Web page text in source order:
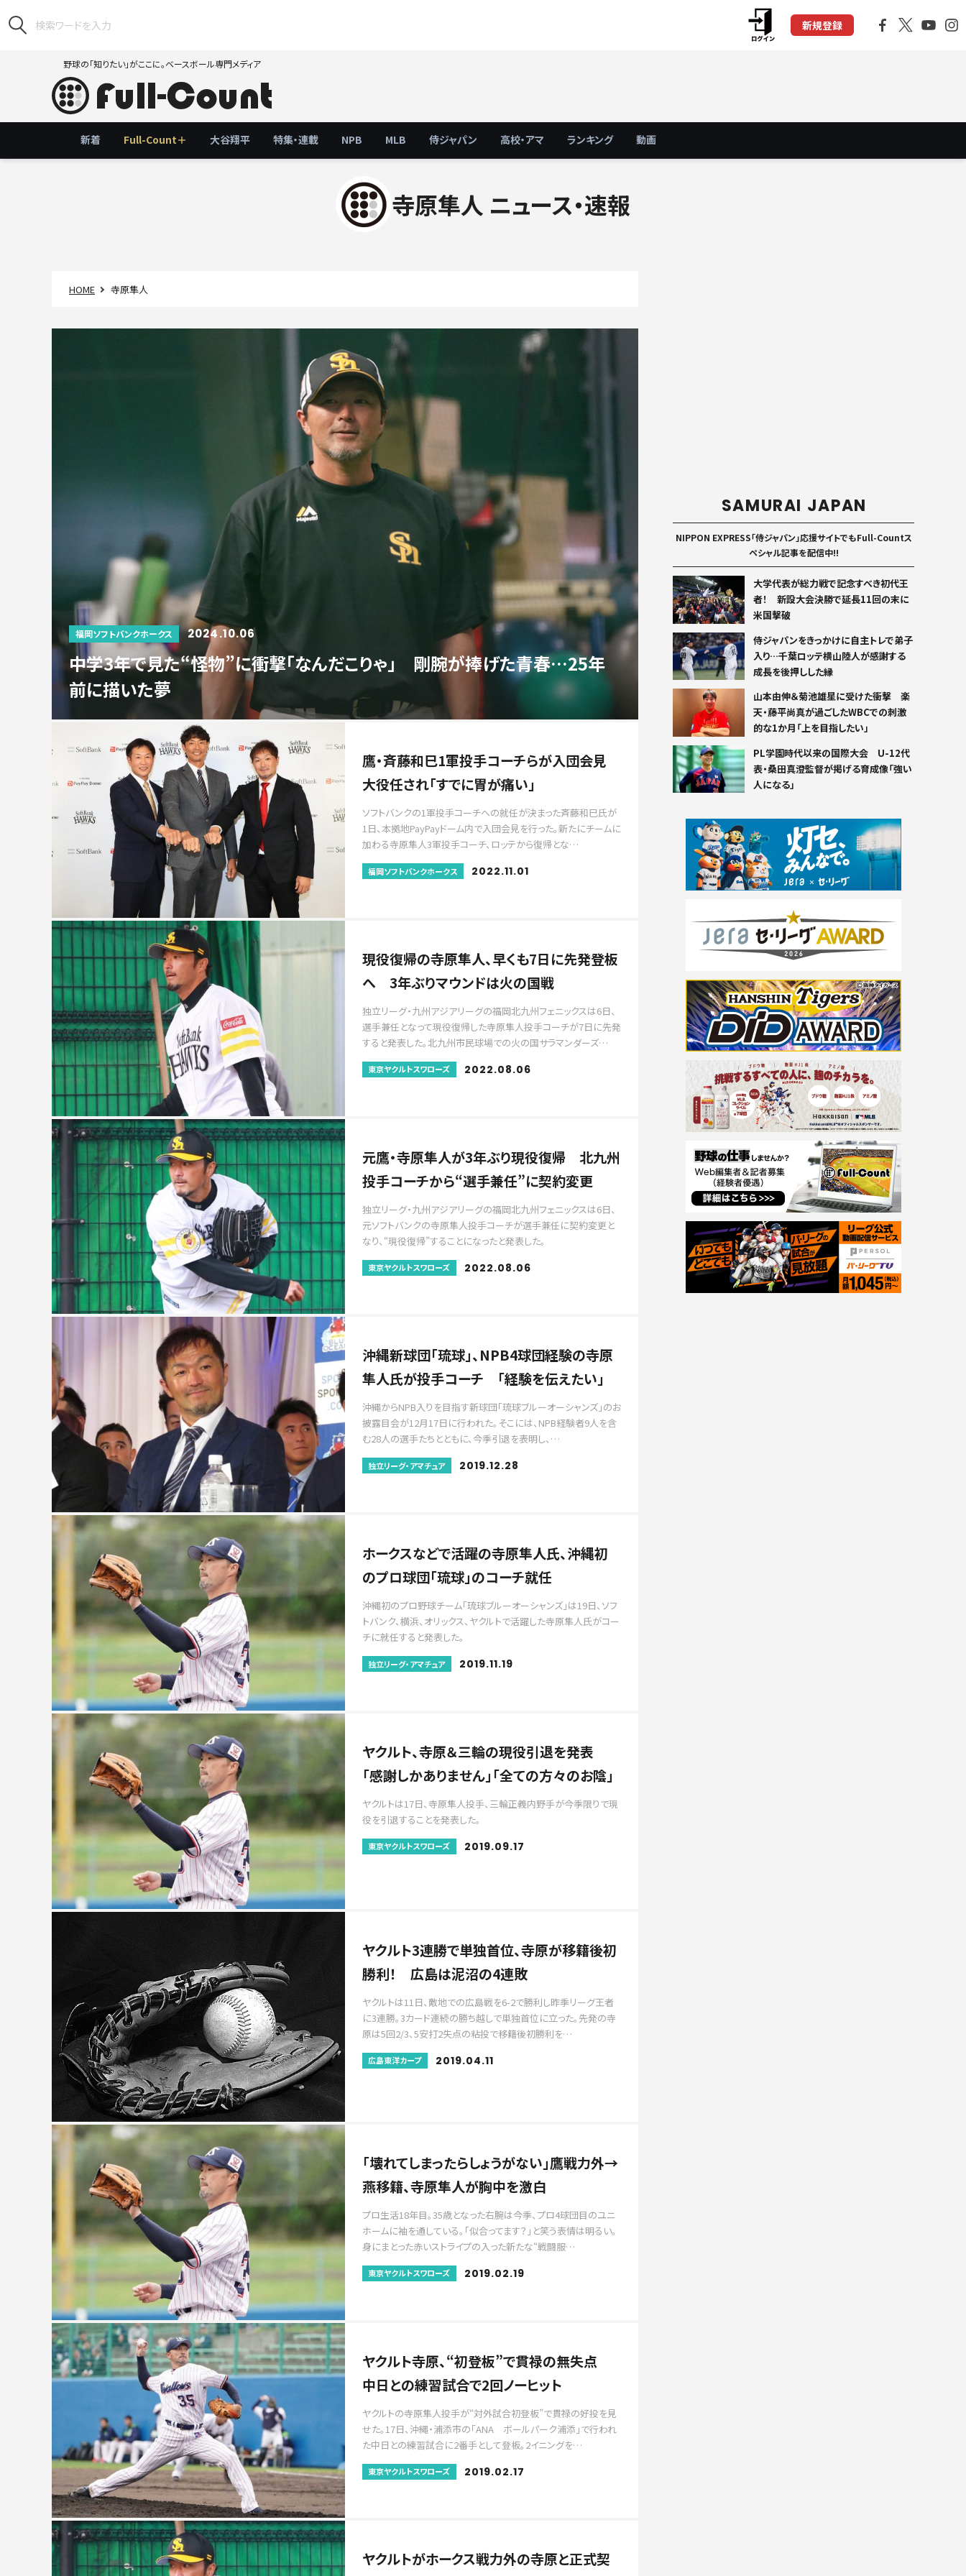
新規登録
野球の「知りたい」がここに。ベースボール専門メディア
新着 Full-Count＋ 大谷翔平 特集・連載 NPB MLB 侍ジャパン 高校・アマ ランキング 動画
寺原隼人 ニュース・速報
HOME 寺原隼人
福岡ソフトバンクホークス 2024.10.06
中学3年で見た“怪物”に衝撃「なんだこりゃ」 剛腕が捧げた青春…25年
前に描いた夢
鷹・斉藤和巳1軍投手コーチらが入団会見
大役任され「すでに胃が痛い」
ソフトバンクの1軍投手コーチへの就任が決まった斉藤和巳氏が
1日、本拠地PayPayドーム内で入団会見を行った。新たにチームに
加わる寺原隼人3軍投手コーチ、ロッテから復帰とな…
福岡ソフトバンクホークス 2022.11.01
現役復帰の寺原隼人、早くも7日に先発登板
へ 3年ぶりマウンドは火の国戦
独立リーグ・九州アジアリーグの福岡北九州フェニックスは6日、
選手兼任となって現役復帰した寺原隼人投手コーチが7日に先発
すると発表した。北九州市民球場での火の国サラマンダーズ…
東京ヤクルトスワローズ 2022.08.06
元鷹・寺原隼人が3年ぶり現役復帰 北九州
投手コーチから“選手兼任”に契約変更
独立リーグ・九州アジアリーグの福岡北九州フェニックスは6日、
元ソフトバンクの寺原隼人投手コーチが選手兼任に契約変更と
なり、“現役復帰”することになったと発表した。
東京ヤクルトスワローズ 2022.08.06
沖縄新球団「琉球」、NPB4球団経験の寺原
隼人氏が投手コーチ 「経験を伝えたい」
沖縄からNPB入りを目指す新球団「琉球ブルーオーシャンズ」のお
披露目会が12月17日に行われた。そこには、NPB経験者9人を含
む28人の選手たちとともに、今季引退を表明し、…
独立リーグ・アマチュア 2019.12.28
ホークスなどで活躍の寺原隼人氏、沖縄初
のプロ球団「琉球」のコーチ就任
沖縄初のプロ野球チーム「琉球ブルーオーシャンズ」は19日、ソフ
トバンク、横浜、オリックス、ヤクルトで活躍した寺原隼人氏がコー
チに就任すると発表した。
独立リーグ・アマチュア 2019.11.19
ヤクルト、寺原＆三輪の現役引退を発表
「感謝しかありません」「全ての方々のお陰」
ヤクルトは17日、寺原隼人投手、三輪正義内野手が今季限りで現
役を引退することを発表した。
東京ヤクルトスワローズ 2019.09.17
ヤクルト3連勝で単独首位、寺原が移籍後初
勝利！ 広島は泥沼の4連敗
ヤクルトは11日、敵地での広島戦を6-2で勝利し昨季リーグ王者
に3連勝。3カード連続の勝ち越しで単独首位に立った。先発の寺
原は5回2/3、5安打2失点の粘投で移籍後初勝利を…
広島東洋カープ 2019.04.11
「壊れてしまったらしょうがない」鷹戦力外→
燕移籍、寺原隼人が胸中を激白
プロ生活18年目。35歳となった右腕は今季、プロ4球団目のユニ
ホームに袖を通している。「似合ってます？」と笑う表情は明るい。
身にまとった赤いストライプの入った新たな“戦闘服…
東京ヤクルトスワローズ 2019.02.19
ヤクルト寺原、“初登板”で貫禄の無失点
中日との練習試合で2回ノーヒット
ヤクルトの寺原隼人投手が“対外試合初登板”で貫禄の好投を見
せた。17日、沖縄・浦添市の「ANA ボールパーク浦添」で行われ
た中日との練習試合に2番手として登板。2イニングを…
東京ヤクルトスワローズ 2019.02.17
ヤクルトがホークス戦力外の寺原と正式契
SAMURAI JAPAN
NIPPON EXPRESS「侍ジャパン」応援サイトでもFull-Countス
ペシャル記事を配信中!!
大学代表が総力戦で記念すべき初代王
者！ 新設大会決勝で延長11回の末に
米国撃破
侍ジャパンをきっかけに自主トレで弟子
入り…千葉ロッテ横山陸人が感謝する
成長を後押しした縁
山本由伸＆菊池雄星に受けた衝撃 楽
天・藤平尚真が過ごしたWBCでの刺激
的な1か月「上を目指したい」
PL学園時代以来の国際大会 U-12代
表・桑田真澄監督が掲げる育成像「強い
人になる」